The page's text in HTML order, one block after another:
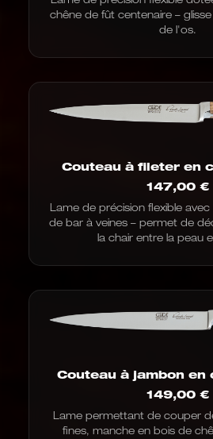
chêne de fût centenaire –
de l'os.
Couteau à fileter en
147,00 €
Lame de précision flexible
de bar à veines – permet de
la chair entre la peau
Couteau à jambon en
149,00 €
Lame permettant de couper
fines, manche en bois de